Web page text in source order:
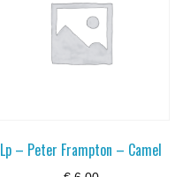
Lp – Peter Frampton – Camel